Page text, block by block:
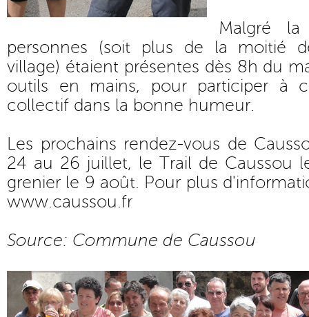
Malgré
personnes (soit plus de la moitié
village) étaient présentes dès 8h du
outils en mains, pour participer à
collectif dans la bonne humeur.
Les prochains rendez-vous de
24 au 26 juillet, le Trail de Caussou
grenier le 9 août. Pour plus
www.caussou.fr
Source: Commune de Caussou